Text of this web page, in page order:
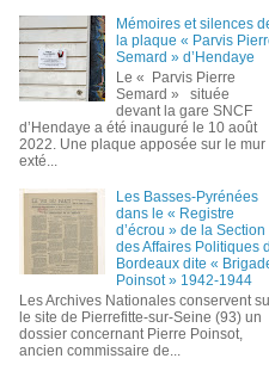
Mémoires et silences
la plaque « Parvis
Semard » d’Hendaye
Le « Parvis Pierre
Semard » située
devant la gare SNCF
d’Hendaye a été inauguré le 10 août
2022. Une plaque apposée sur le mur
exté...
Les Basses-Pyrénées
dans le « Registre
d’écrou » de la Section
des Affaires Politiques
Bordeaux dite «
Poinsot » 1942-1944
Les Archives Nationales conservent
le site de Pierrefitte-sur-Seine (93) un
dossier concernant Pierre Poinsot,
ancien commissaire de...